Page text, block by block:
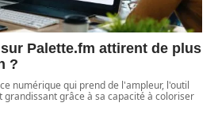
Palette.fm attirent de plus
?
numérique qui prend de l'ampleur, l'outil
grandissant grâce à sa capacité à coloriser